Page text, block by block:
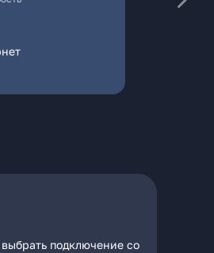
подключение со